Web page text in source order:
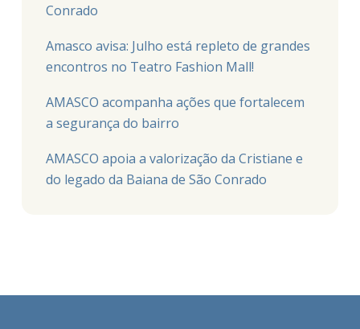
Conrado
Amasco avisa: Julho está repleto de grandes
encontros no Teatro Fashion Mall!
AMASCO acompanha ações que fortalecem
a segurança do bairro
AMASCO apoia a valorização da Cristiane e
do legado da Baiana de São Conrado